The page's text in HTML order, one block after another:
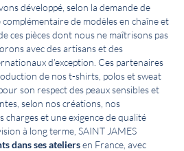
développé, selon la demande de
de modèles en chaîne et
ces pièces dont nous ne maîtrisons pas
avec des artisans et des
d’exception. Ces partenaires
de nos t-shirts, polos et sweat
son respect des peaux sensibles et
selon nos créations, nos
charges et une exigence de qualité
à long terme, SAINT JAMES
dans ses ateliersen France, avec